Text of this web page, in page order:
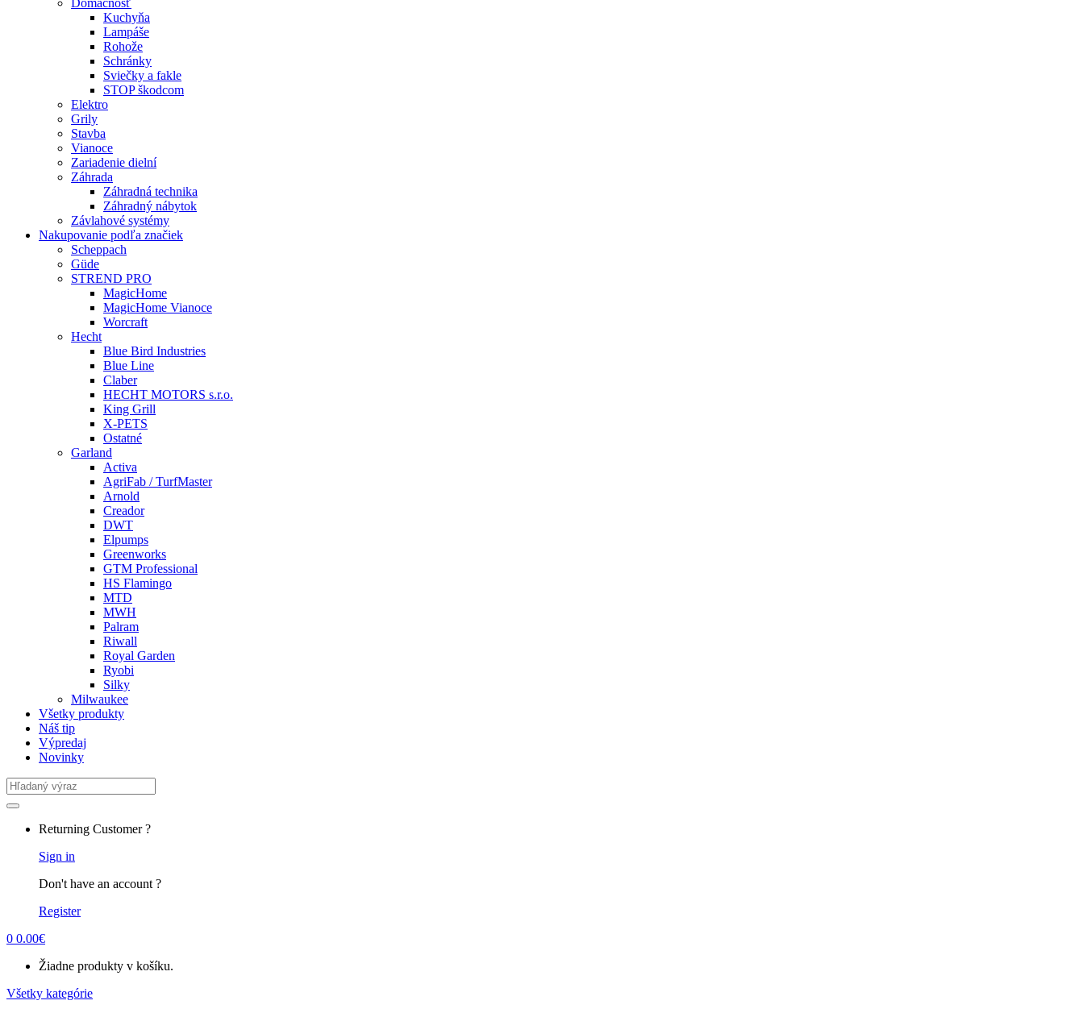
Domácnosť
Kuchyňa
Lampáše
Rohože
Schránky
Sviečky a fakle
STOP škodcom
Elektro
Grily
Stavba
Vianoce
Zariadenie dielní
Záhrada
Záhradná technika
Záhradný nábytok
Závlahové systémy
Nakupovanie podľa značiek
Scheppach
Güde
STREND PRO
MagicHome
MagicHome Vianoce
Worcraft
Hecht
Blue Bird Industries
Blue Line
Claber
HECHT MOTORS s.r.o.
King Grill
X-PETS
Ostatné
Garland
Activa
AgriFab / TurfMaster
Arnold
Creador
DWT
Elpumps
Greenworks
GTM Professional
HS Flamingo
MTD
MWH
Palram
Riwall
Royal Garden
Ryobi
Silky
Milwaukee
Všetky produkty
Náš tip
Výpredaj
Novinky
Search
for:
Returning Customer ?
Sign in
Don't have an account ?
Register
0 0.00€
Žiadne produkty v košíku.
Všetky kategórie